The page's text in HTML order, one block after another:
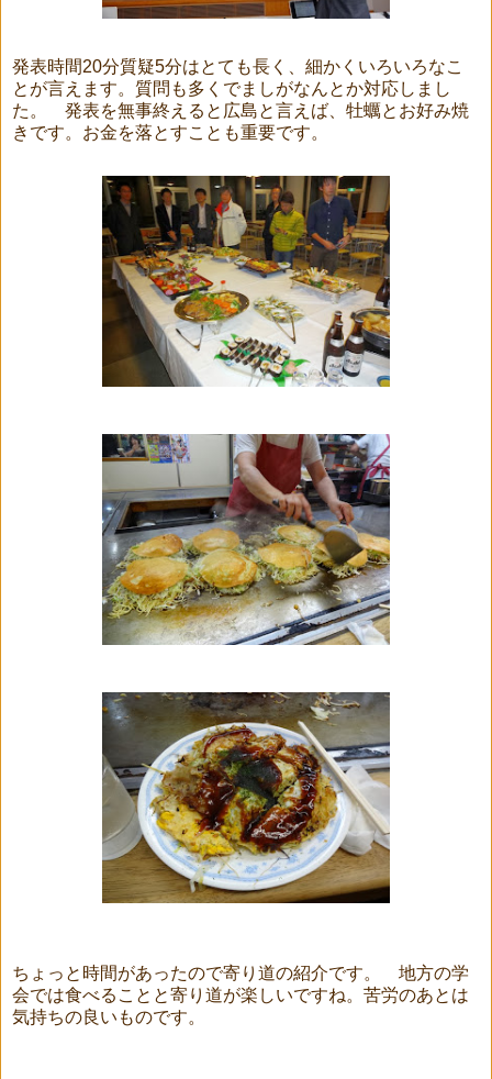
発表時間20分質疑5分はとても長く、細かくいろいろなこ
とが言えます。質問も多くでましがなんとか対応しまし
た。 発表を無事終えると広島と言えば、牡蠣とお好み焼
きです。お金を落とすことも重要です。
ちょっと時間があったので寄り道の紹介です。 地方の学
会では食べることと寄り道が楽しいですね。苦労のあとは
気持ちの良いものです。